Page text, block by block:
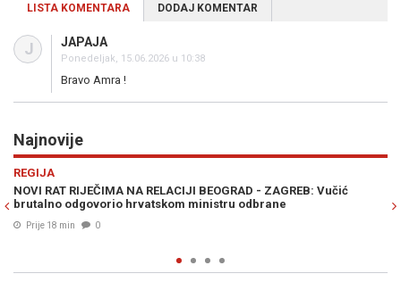
LISTA KOMENTARA DODAJ KOMENTAR
J JAPAJA
Ponedeljak, 15.06.2026 u 10:38
Bravo Amra !
Najnovije
POLITIKA
SAVEZ KOJI SPREMA IZNENAĐENJE NA IZBORIMA: Ovo su
liste koalicije okupljene oko NES-a
Prije 28 min